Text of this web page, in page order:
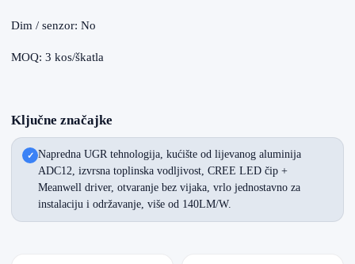
Dim / senzor: No
MOQ: 3 kos/škatla
Ključne značajke
Napredna UGR tehnologija, kućište od lijevanog aluminija
ADC12, izvrsna toplinska vodljivost, CREE LED čip +
Meanwell driver, otvaranje bez vijaka, vrlo jednostavno za
instalaciju i održavanje, više od 140LM/W.